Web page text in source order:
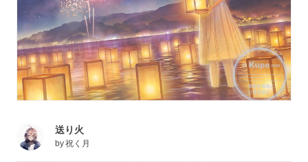
送り火
by祝く月